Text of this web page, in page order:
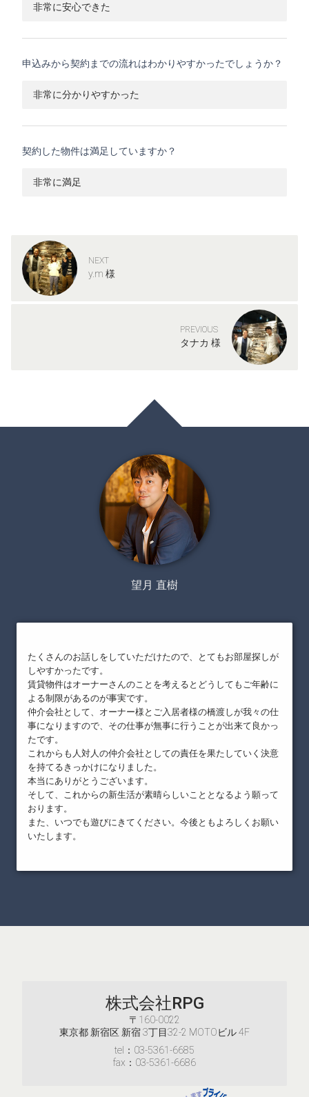
非常に安心できた
申込みから契約までの流れはわかりやすかったでしょうか？
非常に分かりやすかった
契約した物件は満足していますか？
非常に満足
NEXT
y.m 様
PREVIOUS
タナカ 様
望月 直樹
たくさんのお話しをしていただけたので、とてもお部屋探しが
しやすかったです。
賃貸物件はオーナーさんのことを考えるとどうしてもご年齢に
よる制限があるのが事実です。
仲介会社として、オーナー様とご入居者様の橋渡しが我々の仕
事になりますので、その仕事が無事に行うことが出来て良かっ
たです。
これからも人対人の仲介会社としての責任を果たしていく決意
を持てるきっかけになりました。
本当にありがとうございます。
そして、これからの新生活が素晴らしいこととなるよう願って
おります。
また、いつでも遊びにきてください。今後ともよろしくお願い
いたします。
株式会社RPG
〒160-0022
東京都 新宿区 新宿 3丁目32-2 MOTOビル 4F
tel：03-5361-6685
fax：03-5361-6686